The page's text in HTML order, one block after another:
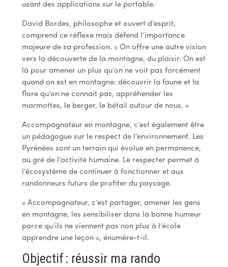
usant des applications sur le portable.
David Bordes, philosophe et ouvert d’esprit,
comprend ce réflexe mais défend l’importance
majeure de sa profession. « On offre une autre vision
vers la découverte de la montagne, du plaisir. On est
là pour amener un plus qu’on ne voit pas forcément
quand on est en montagne : découvrir la faune et la
flore qu’on ne connait pas, appréhender les
marmottes, le berger, le bétail autour de nous. »
Accompagnateur en montagne, c’est également être
un pédagogue sur le respect de l’environnement. Les
Pyrénées sont un terrain qui évolue en permanence,
au gré de l’activité humaine. Le respecter permet à
l’écosystème de continuer à fonctionner et aux
randonneurs futurs de profiter du paysage.
« Accompagnateur, c’est partager, amener les gens
en montagne, les sensibiliser dans la bonne humeur
parce qu’ils ne viennent pas non plus à l’école
apprendre une leçon », énumère-t-il.
Objectif : réussir ma rando